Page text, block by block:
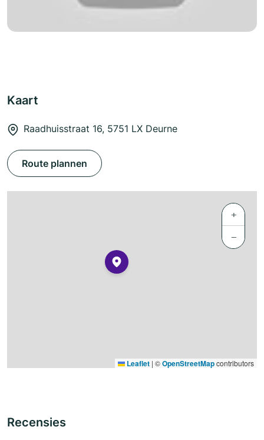
Kaart
Raadhuisstraat 16, 5751 LX Deurne
Route plannen
+
−
Leaflet | ©OpenStreetMapcontributors
Recensies